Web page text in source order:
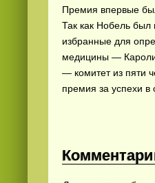
Премия впервые
Так как Нобель
избранные для
медицины —
— комитет из пяти
премия за успехи в
Смотреть видеоhdонлайн